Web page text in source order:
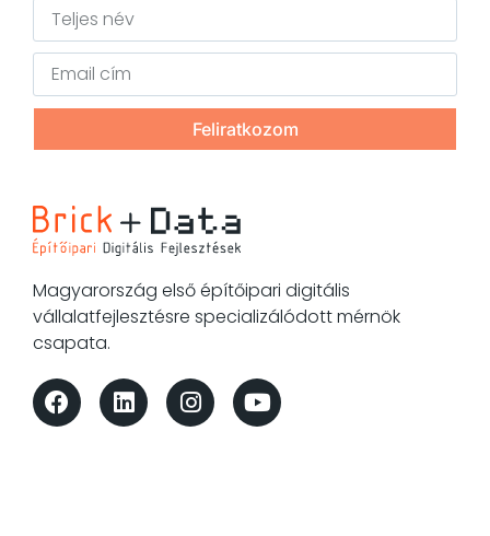
Feliratkozom
Magyarország első építőipari digitális
vállalatfejlesztésre specializálódott mérnök
csapata.